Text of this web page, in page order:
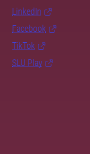
LinkedIn
Facebook
TikTok
SLU Play